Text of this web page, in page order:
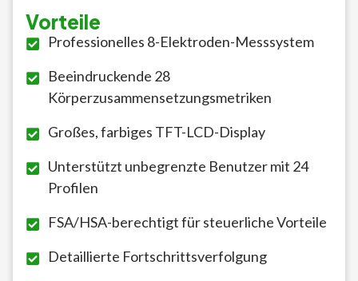
Vorteile
Professionelles 8-Elektroden-Messsystem
Beeindruckende 28
Körperzusammensetzungsmetriken
Großes, farbiges TFT-LCD-Display
Unterstützt unbegrenzte Benutzer mit 24
Profilen
FSA/HSA-berechtigt für steuerliche Vorteile
Detaillierte Fortschrittsverfolgung